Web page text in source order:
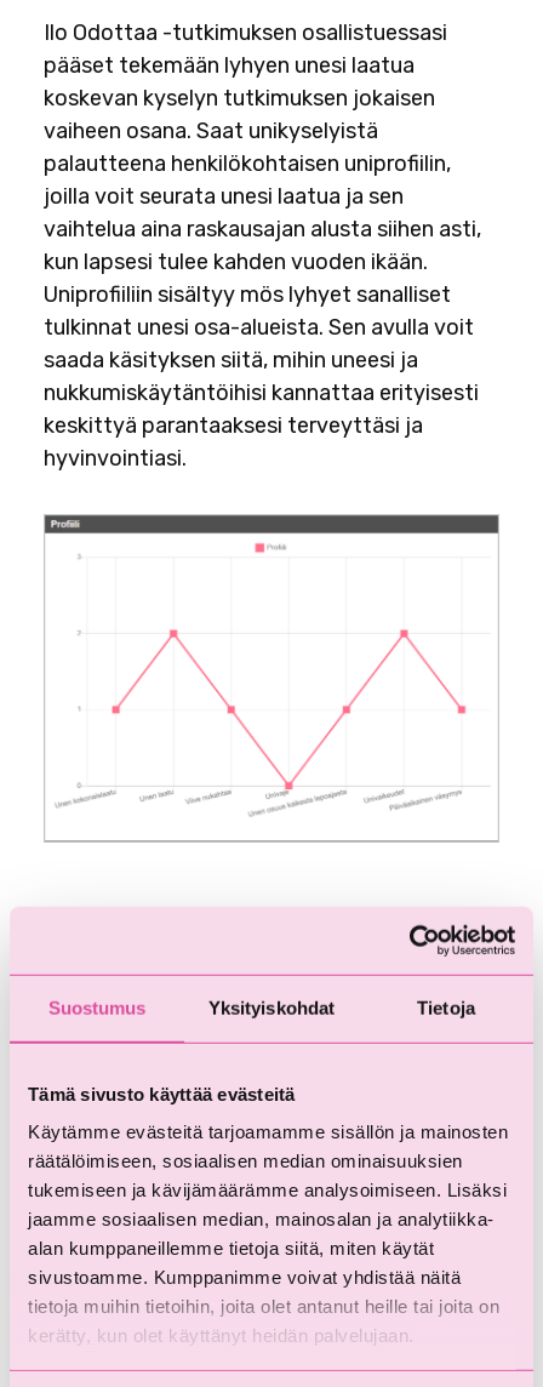
Suostumus Yksityiskohdat Tietoja
Tämä sivusto käyttää evästeitä
Käytämme evästeitä tarjoamamme sisällön ja mainosten
räätälöimiseen, sosiaalisen median ominaisuuksien
tukemiseen ja kävijämäärämme analysoimiseen. Lisäksi
jaamme sosiaalisen median, mainosalan ja analytiikka-
alan kumppaneillemme tietoja siitä, miten käytät
sivustoamme. Kumppanimme voivat yhdistää näitä
tietoja muihin tietoihin, joita olet antanut heille tai joita on
kerätty, kun olet käyttänyt heidän palvelujaan.
Ilo Odottaa -tutkimuksen osallistuessasi
pääset tekemään lyhyen unesi laatua
koskevan kyselyn tutkimuksen jokaisen
vaiheen osana. Saat unikyselyistä
palautteena henkilökohtaisen uniprofiilin,
joilla voit seurata unesi laatua ja sen
vaihtelua aina raskausajan alusta siihen asti,
kun lapsesi tulee kahden vuoden ikään.
Uniprofiiliin sisältyy mös lyhyet sanalliset
tulkinnat unesi osa-alueista. Sen avulla voit
saada käsityksen siitä, mihin uneesi ja
nukkumiskäytäntöihisi kannattaa erityisesti
keskittyä parantaaksesi terveyttäsi ja
hyvinvointiasi.
temperamentista
Temperamentti on osa lapsesi yksilöllisyyttä,
erilaisia. Tieteellisessä tutkimuksessa
temperamentilla tarkoitetaan synnynnäisiä
reagointiherkkyyteen, tunneilmaisuihin ja
käyttäytymiseen liittyviä ominaisuuksia.
Temperamentti voi muuttua lapsen iän
myötä, mutta muutokset ovat harvoin suuria.
Toisin sanoen muita lapsia yleisesti ottaen
ulospäinsuuntautuneemmat lapset eivät